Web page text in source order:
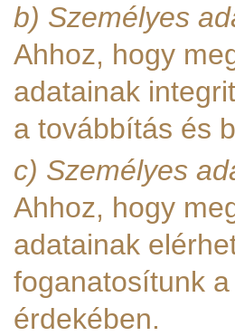
b) Személyes
Ahhoz, hogy
adatainak
a továbbítás és
c) Személyes
Ahhoz, hogy
adatainak
foganatosítunk
érdekében.